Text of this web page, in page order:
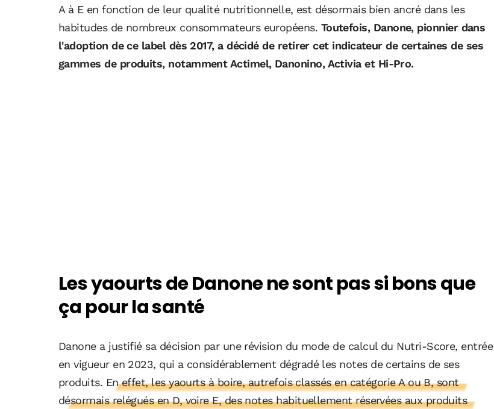
A à E en fonction de leur qualité nutritionnelle, est désormais bien ancré dans les
habitudes de nombreux consommateurs européens. Toutefois, Danone, pionnier dans
l'adoption de ce label dès 2017, a décidé de retirer cet indicateur de certaines de ses
gammes de produits, notamment Actimel, Danonino, Activia et Hi-Pro.
Les yaourts de Danone ne sont pas si bons que
ça pour la santé
Danone a justifié sa décision par une révision du mode de calcul du Nutri-Score, entrée
en vigueur en 2023, qui a considérablement dégradé les notes de certains de ses
produits. En effet, les yaourts à boire, autrefois classés en catégorie A ou B, sont
désormais relégués en D, voire E, des notes habituellement réservées aux produits